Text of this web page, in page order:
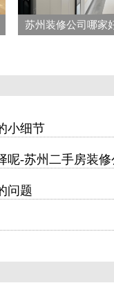
小细节
呢-苏州二手房装修
问题